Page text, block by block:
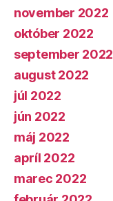
november 2022
október 2022
september 2022
august 2022
júl 2022
jún 2022
máj 2022
apríl 2022
marec 2022